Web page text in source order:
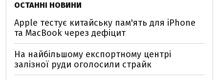
ОСТАННІ НОВИНИ
Apple тестує китайську пам'ять для iPhone
та MacBook через дефіцит
На найбільшому експортному центрі
залізної руди оголосили страйк